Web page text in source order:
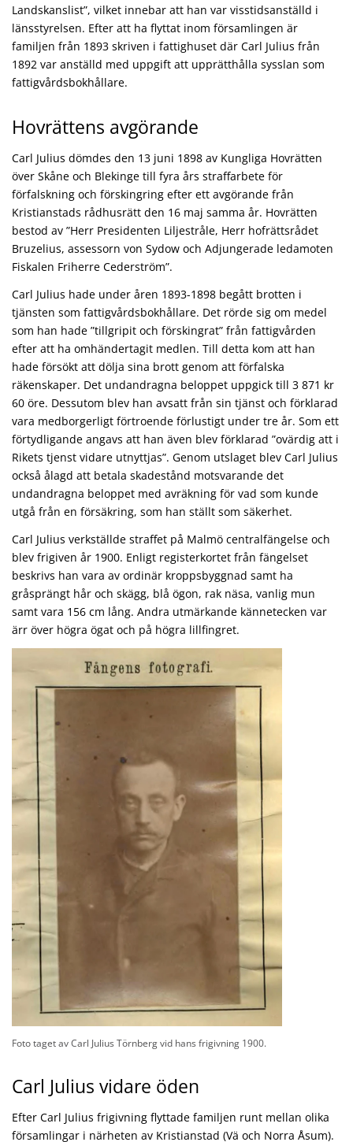
Landskanslist”, vilket innebar att han var visstidsanställd i
länsstyrelsen. Efter att ha flyttat inom församlingen är
familjen från 1893 skriven i fattighuset där Carl Julius från
1892 var anställd med uppgift att upprätthålla sysslan som
fattigvårdsbokhållare.
Hovrättens avgörande
Carl Julius dömdes den 13 juni 1898 av Kungliga Hovrätten
över Skåne och Blekinge till fyra års straffarbete för
förfalskning och förskingring efter ett avgörande från
Kristianstads rådhusrätt den 16 maj samma år. Hovrätten
bestod av ”Herr Presidenten Liljestråle, Herr hofrättsrådet
Bruzelius, assessorn von Sydow och Adjungerade ledamoten
Fiskalen Friherre Cederström”.
Carl Julius hade under åren 1893-1898 begått brotten i
tjänsten som fattigvårdsbokhållare. Det rörde sig om medel
som han hade ”tillgripit och förskingrat” från fattigvården
efter att ha omhändertagit medlen. Till detta kom att han
hade försökt att dölja sina brott genom att förfalska
räkenskaper. Det undandragna beloppet uppgick till 3 871 kr
60 öre. Dessutom blev han avsatt från sin tjänst och förklarad
vara medborgerligt förtroende förlustigt under tre år. Som ett
förtydligande angavs att han även blev förklarad ”ovärdig att i
Rikets tjenst vidare utnyttjas”. Genom utslaget blev Carl Julius
också ålagd att betala skadestånd motsvarande det
undandragna beloppet med avräkning för vad som kunde
utgå från en försäkring, som han ställt som säkerhet.
Carl Julius verkställde straffet på Malmö centralfängelse och
blev frigiven år 1900. Enligt registerkortet från fängelset
beskrivs han vara av ordinär kroppsbyggnad samt ha
gråsprängt hår och skägg, blå ögon, rak näsa, vanlig mun
samt vara 156 cm lång. Andra utmärkande kännetecken var
ärr över högra ögat och på högra lillfingret.
Foto taget av Carl Julius Törnberg vid hans frigivning 1900.
Carl Julius vidare öden
Efter Carl Julius frigivning flyttade familjen runt mellan olika
församlingar i närheten av Kristianstad (Vä och Norra Åsum).